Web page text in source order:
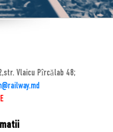
Vlaicu Pîrcălab 48;